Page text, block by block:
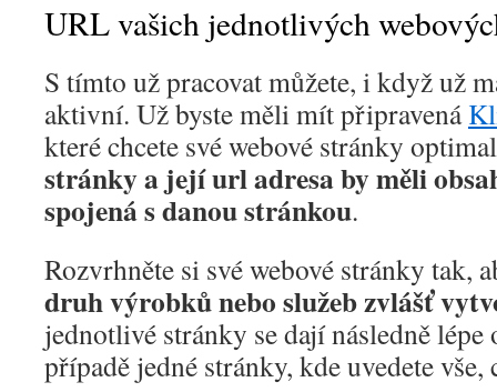
URL vašich jednotlivých
S tímto už pracovat můžete, i když už
aktivní. Už byste měli mít připravená
které chcete své webové stránky
stránky a její url adresa by měli
spojená s danou stránkou.
Rozvrhněte si své webové stránky tak,
druh výrobků nebo služeb zvlášť
jednotlivé stránky se dají následně
případě jedné stránky, kde uvedete vše,